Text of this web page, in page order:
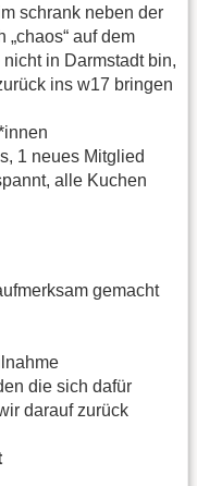
schrank neben der
auf dem
in Darmstadt bin,
ins w17 bringen
1 neues Mitglied
alle Kuchen
gemacht
die sich dafür
darauf zurück